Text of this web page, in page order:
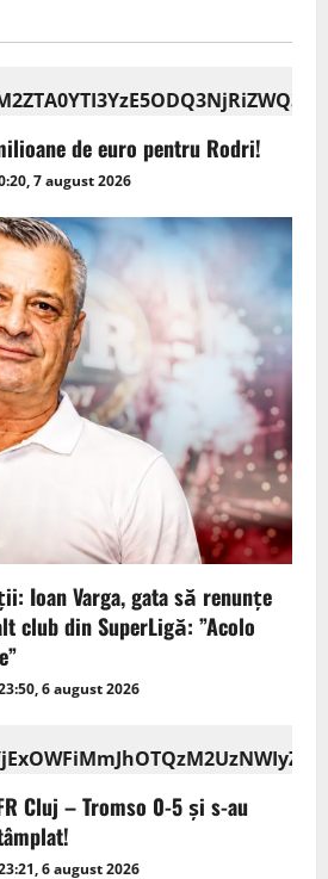
de euro pentru Rodri!
7 august 2026
Ioan Varga, gata să renunțe
club din SuperLigă: ”Acolo
6 august 2026
Cluj – Tromso 0-5 și s-au
6 august 2026